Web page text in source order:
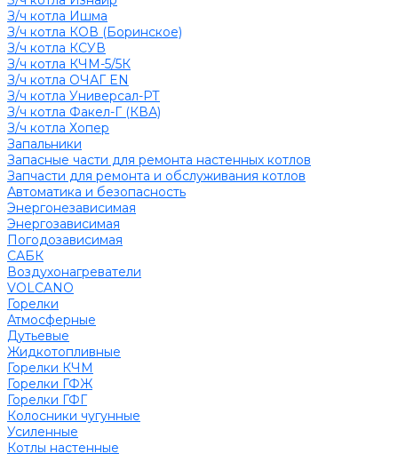
З/ч котла Ишма
З/ч котла КОВ (Боринское)
З/ч котла КСУВ
З/ч котла КЧМ-5/5К
З/ч котла ОЧАГ EN
З/ч котла Универсал-РТ
З/ч котла Факел-Г (КВА)
З/ч котла Хопер
Запальники
Запасные части для ремонта настенных котлов
Запчасти для ремонта и обслуживания котлов
Автоматика и безопасность
Энергонезависимая
Энергозависимая
Погодозависимая
САБК
Воздухонагреватели
VOLCANO
Горелки
Атмосферные
Дутьевые
Жидкотопливные
Горелки КЧМ
Горелки ГФЖ
Горелки ГФГ
Колосники чугунные
Усиленные
Котлы настенные